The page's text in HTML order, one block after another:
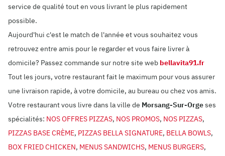
service de qualité tout en vous livrant le plus rapidement
possible.
Aujourd'hui c'est le match de l'année et vous souhaitez vous
retrouvez entre amis pour le regarder et vous faire livrer à
domicile? Passez commande sur notre site web bellavita91.fr
Tout les jours, votre restaurant fait le maximum pour vous assurer
une livraison rapide, à votre domicile, au bureau ou chez vos amis.
Votre restaurant vous livre dans la ville de Morsang-Sur-Orgeses
spécialités: NOS OFFRES PIZZAS, NOS PROMOS, NOS PIZZAS,
PIZZAS BASE CRÈME, PIZZAS BELLA SIGNATURE, BELLA BOWLS,
BOX FRIED CHICKEN, MENUS SANDWICHS, MENUS BURGERS,